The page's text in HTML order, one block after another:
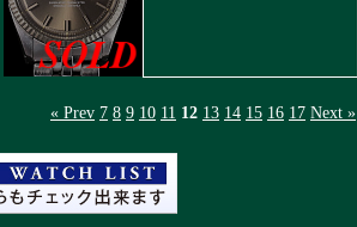
« Prev 7 8 9 10 11 12 13 14 15 16 17 Next »